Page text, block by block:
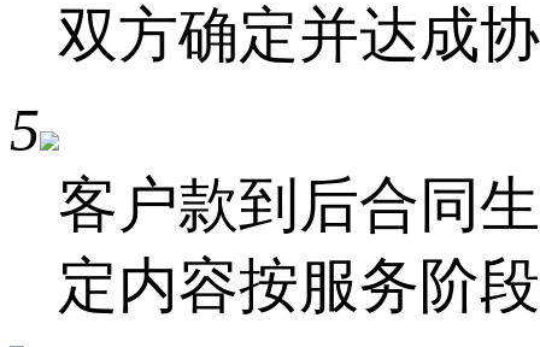
双方确定并达成
5
客户款到后合同
定内容按服务阶